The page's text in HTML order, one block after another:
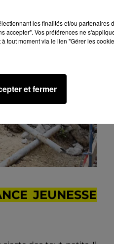
JEUNESSE
les finalités et/ou partenaires
accepter". Vos préférences ne
tout moment via le lien "Gérer les
et fermer